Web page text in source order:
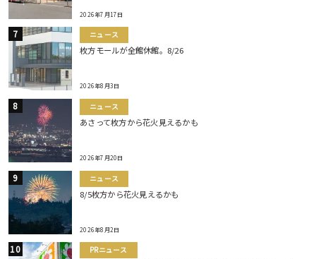
2026年7月17日
ニュース
枚方モールが全館休館。8/26
2026年8月3日
ニュース
あさって枚方から花火見えるかも
2026年7月20日
ニュース
8/5枚方から花火見えるかも
2026年8月2日
PRニュース